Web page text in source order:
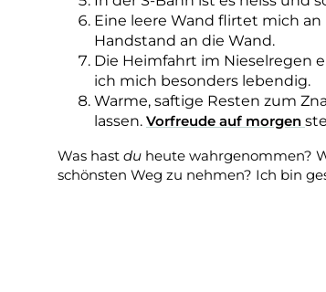
Eine leere Wand flirtet mich
Handstand an die Wand.
Die Heimfahrt im Nieselregen
ich mich besonders lebendig.
Warme, saftige Resten zum
lassen. Vorfreude auf morgen
Was hast du heute wahrgenommen?
schönsten Weg zu nehmen? Ich bin